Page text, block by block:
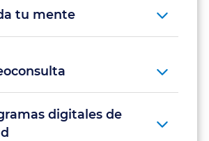
tu mente
digitales de